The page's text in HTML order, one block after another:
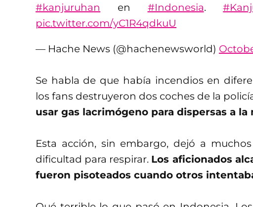
#kanjuruhan en #Indonesia.
pic.twitter.com/yC1R4qdkuU
— Hache News (@hachenewsworld)
Se habla de que había incendios en
los fans destruyeron dos coches de la
usar gas lacrimógeno para dispersas a
Esta acción, sin embargo, dejó a
dificultad para respirar. Los aficionados
fueron pisoteados cuando otros